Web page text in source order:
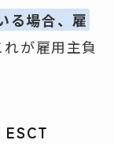
る場合、雇
れが雇用主負